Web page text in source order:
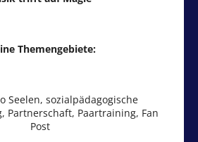
Themengebiete:
Seelen, sozialpädagogische
Partnerschaft, Paartraining, Fan
Post